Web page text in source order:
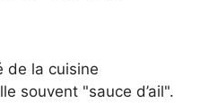
de la cuisine
souvent "sauce d’ail".